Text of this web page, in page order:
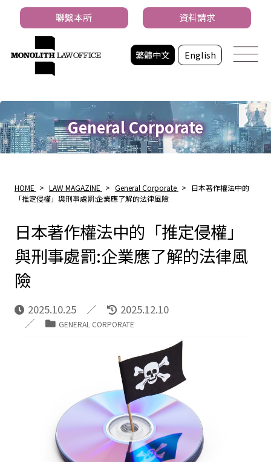
繁體中文 English
聯繫本所 資料請求
General Corporate
HOME > LAW MAGAZINE > General Corporate > 日本著作權法中的
「推定侵權」與刑事處罰:企業應了解的法律風險
日本著作權法中的「推定侵權」
與刑事處罰:企業應了解的法律風
險
2025.10.25 2025.12.10
GENERAL CORPORATE